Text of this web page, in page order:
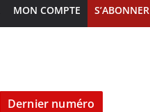
MON COMPTE S’ABONNER
Dernier numéro